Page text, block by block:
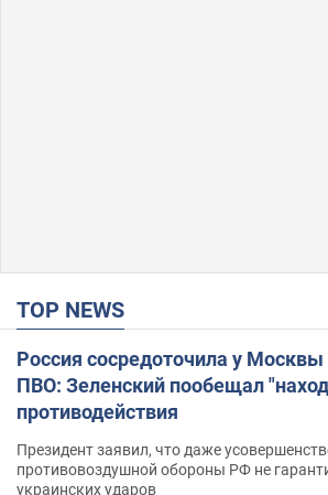
TOP NEWS
Россия сосредоточила у Москвы
ПВО: Зеленский пообещал
противодействия
Президент заявил, что даже
противовоздушной обороны РФ не
украинских ударов